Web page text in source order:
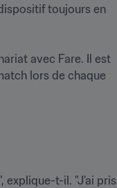
toujours en
avec Fare. Il est
lors de chaque
explique-t-il. "J'ai pris